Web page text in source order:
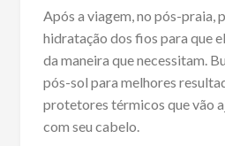
Após a viagem, no pós-praia,
hidratação dos fios para que
da maneira que necessitam.
pós-sol para melhores
protetores térmicos que vão
com seu cabelo.